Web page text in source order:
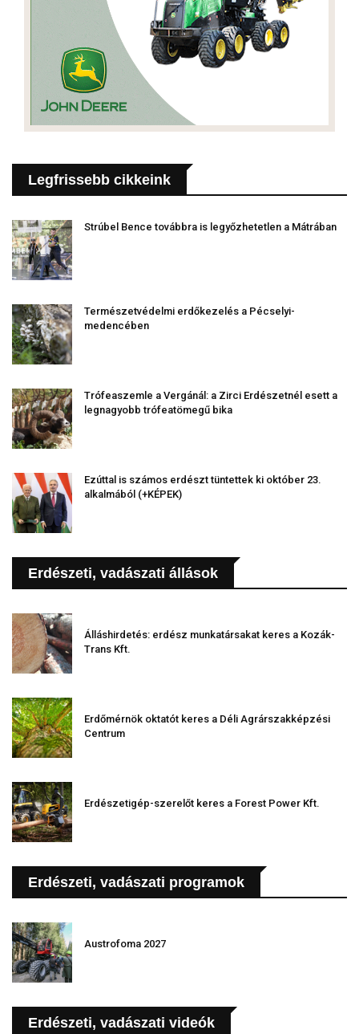
Legfrissebb cikkeink
Strúbel Bence továbbra is legyőzhetetlen a Mátrában
Természetvédelmi erdőkezelés a Pécselyi-
medencében
Trófeaszemle a Vergánál: a Zirci Erdészetnél esett a
legnagyobb trófeatömegű bika
Ezúttal is számos erdészt tüntettek ki október 23.
alkalmából (+KÉPEK)
Erdészeti, vadászati állások
Álláshirdetés: erdész munkatársakat keres a Kozák-
Trans Kft.
Erdőmérnök oktatót keres a Déli Agrárszakképzési
Centrum
Erdészetigép-szerelőt keres a Forest Power Kft.
Erdészeti, vadászati programok
Austrofoma 2027
Erdészeti, vadászati videók